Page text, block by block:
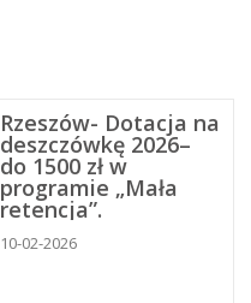
Rzeszów- Dotacja na
deszczówkę 2026–
do 1500 zł w
programie „Mała
retencja”.
10-02-2026